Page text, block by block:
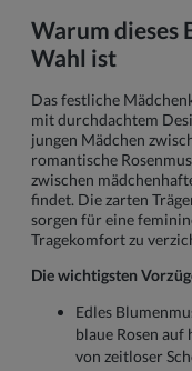
Warum dieses
Wahl ist
Das festliche
mit durchdachtem
jungen Mädchen
romantische
zwischen
findet. Die zarten
sorgen für eine
Tragekomfort zu
Die wichtigsten
Edles
blaue Rosen
von zeitloser